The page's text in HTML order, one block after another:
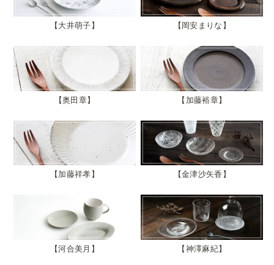
大井萌子 岡安まりな
奥田章 加藤裕章
加藤祥孝 金津沙矢香
河合美月 神澤麻紀